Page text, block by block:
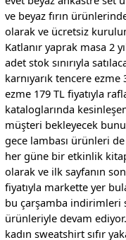
ve beyaz fırın
olarak ve ücretsiz
Katlanır yaprak masa 2
adet stok sınırıyla
karnıyarık tencere ezme
ezme 179 TL fiyatıyla
kataloglarında
müşteri bekleyecek
gece lambası ürünleri
her güne bir etkinlik
olarak ve ilk sayfanın
fiyatıyla markette yer
bu çarşamba indirimleri
ürünleriyle devam
kadın sweatshirt sıfır